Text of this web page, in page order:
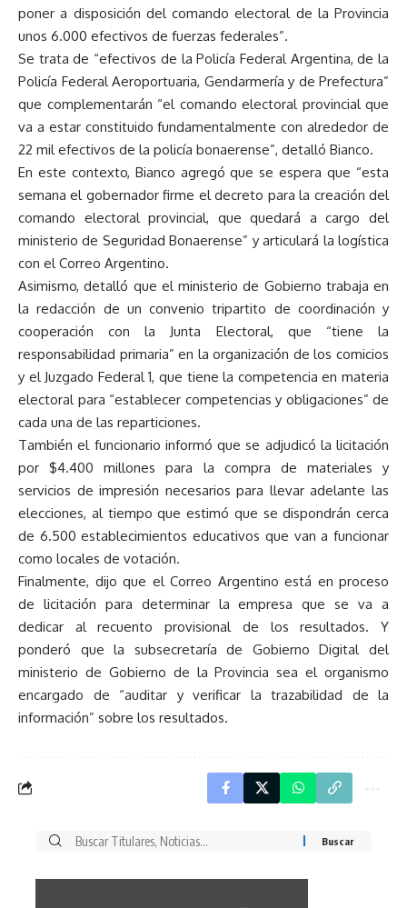
poner a disposición del comando electoral de la Provincia
unos 6.000 efectivos de fuerzas federales”.
Se trata de “efectivos de la Policía Federal Argentina, de la
Policía Federal Aeroportuaria, Gendarmería y de Prefectura”
que complementarán “el comando electoral provincial que
va a estar constituido fundamentalmente con alrededor de
22 mil efectivos de la policía bonaerense”, detalló Bianco.
En este contexto, Bianco agregó que se espera que “esta
semana el gobernador firme el decreto para la creación del
comando electoral provincial, que quedará a cargo del
ministerio de Seguridad Bonaerense” y articulará la logística
con el Correo Argentino.
Asimismo, detalló que el ministerio de Gobierno trabaja en
la redacción de un convenio tripartito de coordinación y
cooperación con la Junta Electoral, que “tiene la
responsabilidad primaria” en la organización de los comicios
y el Juzgado Federal 1, que tiene la competencia en materia
electoral para “establecer competencias y obligaciones” de
cada una de las reparticiones.
También el funcionario informó que se adjudicó la licitación
por $4.400 millones para la compra de materiales y
servicios de impresión necesarios para llevar adelante las
elecciones, al tiempo que estimó que se dispondrán cerca
de 6.500 establecimientos educativos que van a funcionar
como locales de votación.
Finalmente, dijo que el Correo Argentino está en proceso
de licitación para determinar la empresa que se va a
dedicar al recuento provisional de los resultados. Y
ponderó que la subsecretaría de Gobierno Digital del
ministerio de Gobierno de la Provincia sea el organismo
encargado de “auditar y verificar la trazabilidad de la
información” sobre los resultados.
Buscar